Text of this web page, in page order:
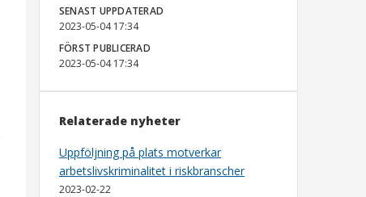
SENAST UPPDATERAD
2023-05-04 17:34
FÖRST PUBLICERAD
2023-05-04 17:34
Relaterade nyheter
Uppföljning på plats motverkar
arbetslivskriminalitet i riskbranscher
2023-02-22